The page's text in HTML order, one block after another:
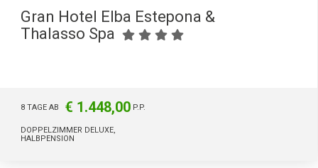
Gran Hotel Elba Estepona &
Thalasso Spa
8 TAGE AB € 1.448,00 P.P.
DOPPELZIMMER DELUXE,
HALBPENSION